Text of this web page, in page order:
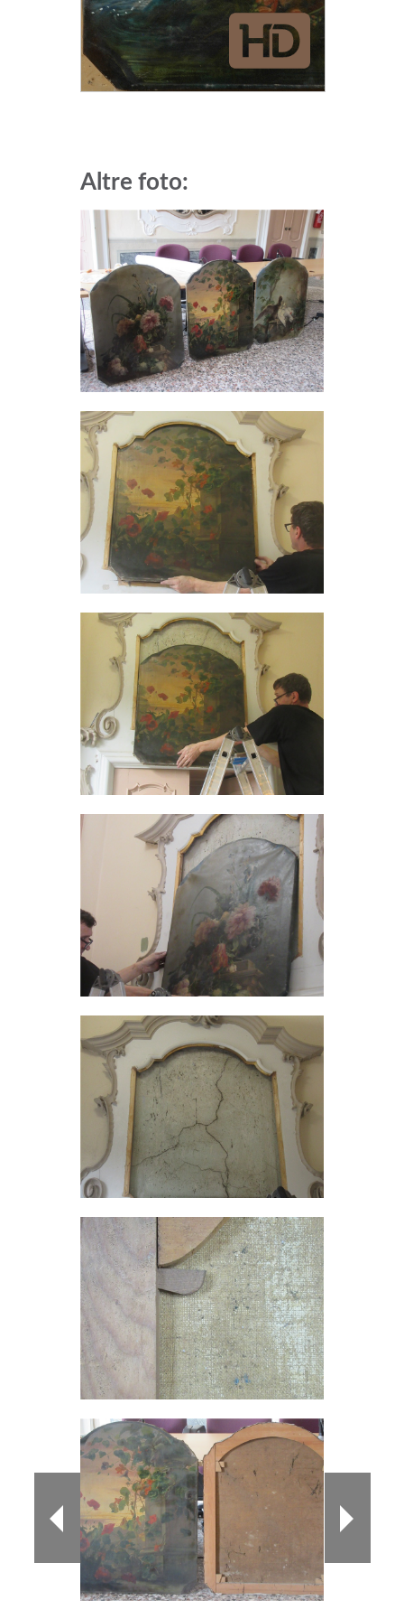
Altre foto: